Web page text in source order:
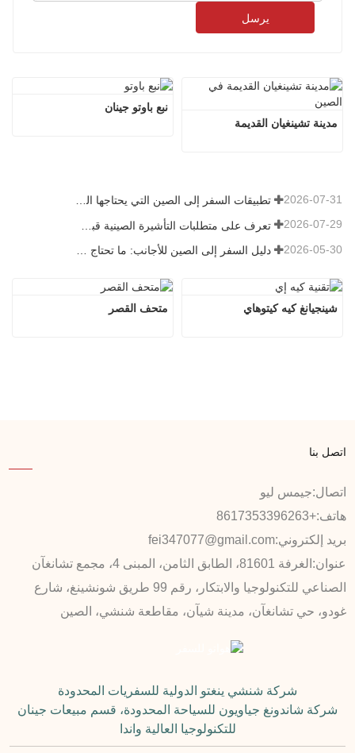
يرسل
نبع باوتو جينان
مدينة تشينغيان القديمة
تطبيقات السفر إلى الصين التي يحتاجها الزوار الأجانب حقًا في عام 2026 2026-07-31
2026-07-29
2026-05-30
متحف القصر شينجيانغ كيه كيتوهاي
اتصل بنا
اتصال:جيمس ليو
هاتف:+8617353396263
بريد إلكتروني:fei347077@gmail.com
عنوان:
الغرفة 81601، الطابق الثامن، المبنى 4، مجمع تشانغآن
الصناعي للتكنولوجيا والابتكار، رقم 99 طريق شونشينغ، شارع
غودو، حي تشانغآن، مدينة شيآن، مقاطعة شنشي، الصين
شركة شنشي ينغتو الدولية للسفريات المحدودة
شركة شاندونغ جياويون للسياحة المحدودة، قسم مبيعات جينان
للتكنولوجيا العالية واندا